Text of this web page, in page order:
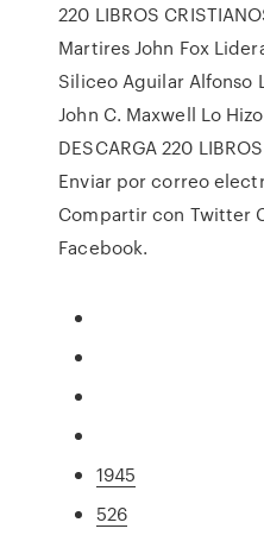
220 LIBROS
Martires John Fox
Siliceo Aguilar Alfonso
John C. Maxwell Lo
DESCARGA 220
Enviar por correo
Compartir con Twitter
Facebook.
1945
526